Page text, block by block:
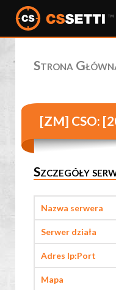
Strona
[ZM] CSO:
Szczegóły
Nazwa serwera
Serwer działa
Adres Ip:Port
Mapa